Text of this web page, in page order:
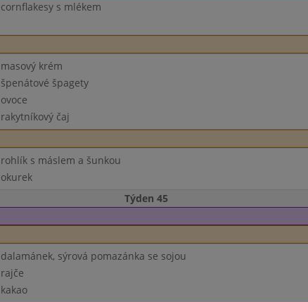
cornflakesy s mlékem
masový krém
špenátové špagety
ovoce
rakytníkový čaj
rohlík s máslem a šunkou
okurek
Týden 45
dalamánek, sýrová pomazánka se sojou
rajče
kakao